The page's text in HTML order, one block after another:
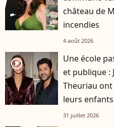
château de
incendies
4 août 2026
player2
Une école
et publique :
Theuriau
leurs
31 juillet 2026